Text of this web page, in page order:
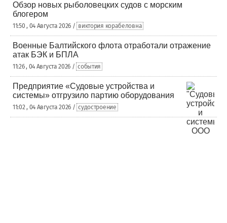
Обзор новых рыболовецких судов с морским
блогером
11:50 , 04 Августа 2026 / виктория корабеловна
Военные Балтийского флота отработали отражение
атак БЭК и БПЛА
11:26 , 04 Августа 2026 / события
Предприятие «Судовые устройства и
системы» отгрузило партию оборудования
11:02 , 04 Августа 2026 / судостроение